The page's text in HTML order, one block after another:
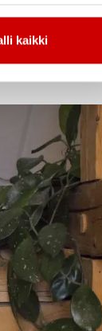
kaikki